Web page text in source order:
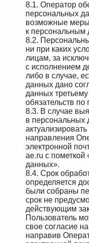
8.1. Оператор
персональных
возможные
к
8.2.
ни при каких
лицам, за
с исполнением
либо в случае,
данных дано
данных
обязательств по
8.3. В случае
в персональных
направления
электронной
ae.ru с пометкой
данных».
8.4. Срок
определяется
были собраны
срок не
действующим
Пользователь
свое согласие
направив